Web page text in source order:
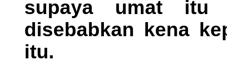
supaya umat itu
disebabkan kena
itu.